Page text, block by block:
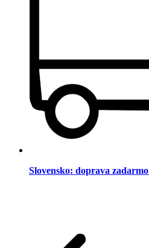
Slovensko: doprava zadarmo